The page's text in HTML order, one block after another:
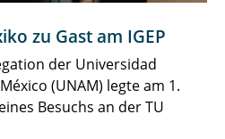
zu Gast am IGEP
der Universidad
(UNAM) legte am 1.
Besuchs an der TU